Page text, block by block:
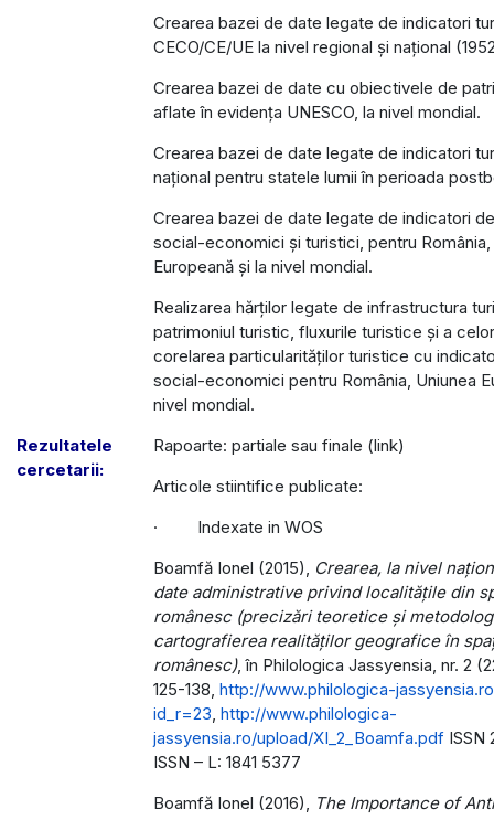
Crearea bazei de date legate de indicatori
CECO/CE/UE la nivel regional și național
Crearea bazei de date cu obiectivele de
aflate în evidența UNESCO, la nivel mondial.
Crearea bazei de date legate de indicatori
național pentru statele lumii în perioada
Crearea bazei de date legate de indicatori
social-economici și turistici, pentru România,
Europeană și la nivel mondial.
Realizarea hărților legate de infrastructura
patrimoniul turistic, fluxurile turistice și a
corelarea particularităților turistice cu
social-economici pentru România, Uniunea
nivel mondial.
Rezultatele
cercetarii:
Rapoarte: partiale sau finale (link)
Articole stiintifice publicate:
· Indexate in WOS
Boamfă Ionel (2015),
Crearea, la nivel
date administrative privind localitățile din
românesc (precizări teoretice și
cartografierea realităților geografice în
românesc), în Philologica Jassyensia, nr. 2
125-138, http://www.philologica-
id_r=23 http://www.philologica-
jassyensia.ro/upload/XI_2_Boamfa.pdf ISSN
ISSN – L: 1841 5377
Boamfă Ionel (2016),
The Importance of